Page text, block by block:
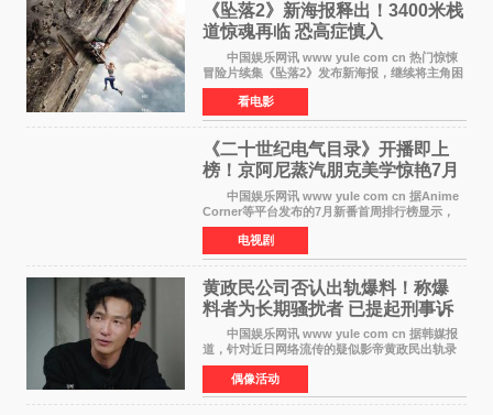
《坠落2》新海报释出！3400米栈
道惊魂再临 恐高症慎入
中国娱乐网讯 www yule com cn 热门惊悚
冒险片续集《坠落2》发布新海报，继续将主角困
于绝境高处——这一次，是摇摇欲坠的徒步栈
道。该片将于今年9月2日北美上映，恐高症患者
请提前做好心理
看电影
《二十世纪电气目录》开播即上
榜！京阿尼蒸汽朋克美学惊艳7月
新番季
中国娱乐网讯 www yule com cn 据Anime
Corner等平台发布的7月新番首周排行榜显示，
由京都动画制作的《二十世纪电气目录》在多个
榜单中表现亮眼，位列AniLab全球TOP10第十
名。该剧改编自结
电视剧
黄政民公司否认出轨爆料！称爆
料者为长期骚扰者 已提起刑事诉
中国娱乐网讯 www yule com cn 据韩媒报
道，针对近日网络流传的疑似影帝黄政民出轨录
音及短信爆料，黄政民所属经纪公司于今日正式
发表声明，明确否认相关传闻。 公司表示，
爆料者是一名长
偶像活动